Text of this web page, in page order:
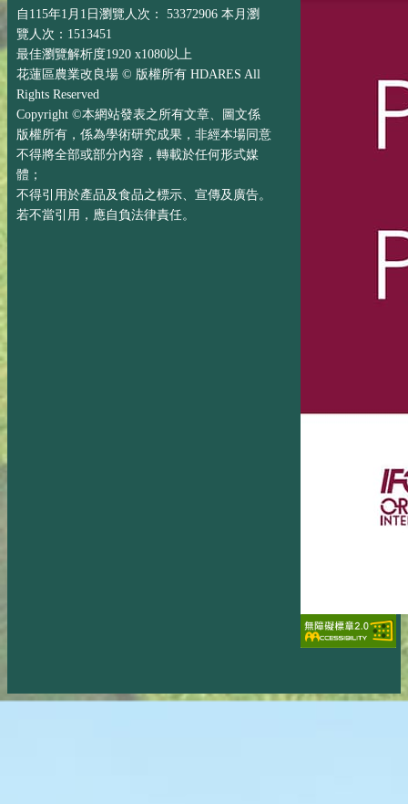
自115年1月1日瀏覽人次： 53372906 本月瀏
覽人次：1513451
最佳瀏覽解析度1920 x1080以上
花蓮區農業改良場 © 版權所有 HDARES All
Rights Reserved
Copyright ©本網站發表之所有文章、圖文係
版權所有，係為學術研究成果，非經本場同意
不得將全部或部分內容，轉載於任何形式媒
體；
不得引用於產品及食品之標示、宣傳及廣告。
若不當引用，應自負法律責任。